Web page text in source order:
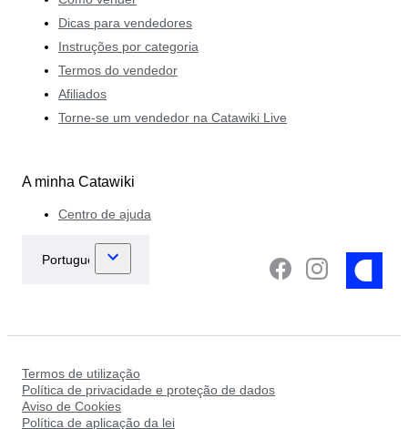
Dicas para vendedores
Instruções por categoria
Termos do vendedor
Afiliados
Torne-se um vendedor na Catawiki Live
A minha Catawiki
Centro de ajuda
Termos de utilização
Política de privacidade e proteção de dados
Aviso de Cookies
Política de aplicação da lei